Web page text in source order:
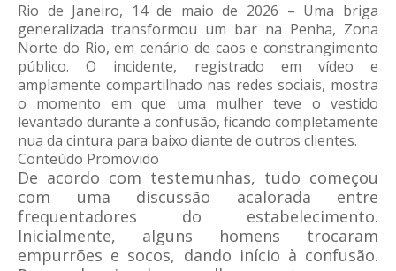
Rio de Janeiro, 14 de maio de 2026 – Uma briga
generalizada transformou um bar na Penha, Zona
Norte do Rio, em cenário de caos e constrangimento
público. O incidente, registrado em vídeo e
amplamente compartilhado nas redes sociais, mostra
o momento em que uma mulher teve o vestido
levantado durante a confusão, ficando completamente
nua da cintura para baixo diante de outros clientes.
Conteúdo Promovido
De acordo com testemunhas, tudo começou
com uma discussão acalorada entre
frequentadores do estabelecimento.
Inicialmente, alguns homens trocaram
empurrões e socos, dando início à confusão.